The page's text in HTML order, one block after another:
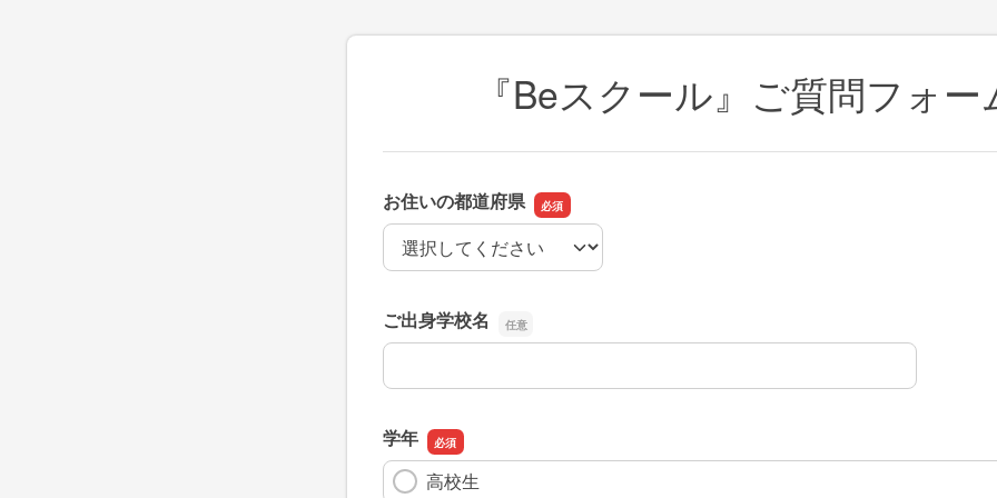
『Beスクール』ご質問フォー
お住いの都道府県
お住いの都道府県
ご出身学校名
ご出身学校名
学年
高校生